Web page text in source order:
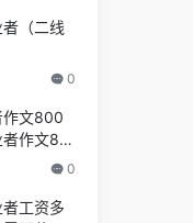
（二线
0
作文800
者作文80
0
工资多